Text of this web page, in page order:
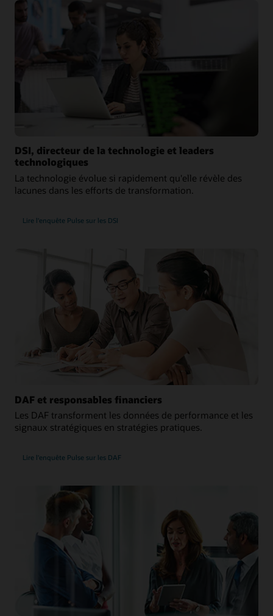
DSI, directeur de la technologie et leaders
technologiques
La technologie évolue si rapidement qu'elle révèle des
lacunes dans les efforts de transformation.
Lire l'enquête Pulse sur les DSI
DAF et responsables financiers
Les DAF transforment les données de performance et les
signaux stratégiques en stratégies pratiques.
Lire l'enquête Pulse sur les DAF